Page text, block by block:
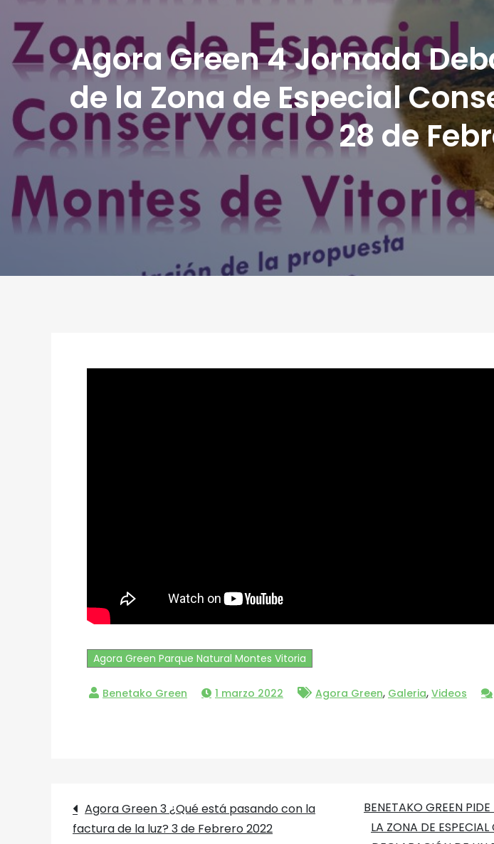
Agora Green 4 Jornada
de la Zona de Especial
28 de
Agora Green Parque Natural Montes Vitoria
1 marzo 2022 Agora Green, Galeria, Videos
Debate
y
Navegación
Agora Green 3 ¿Qué está pasando con la
factura de la luz? 3 de Febrero 2022
BENETAKO GREEN
LA ZONA DE